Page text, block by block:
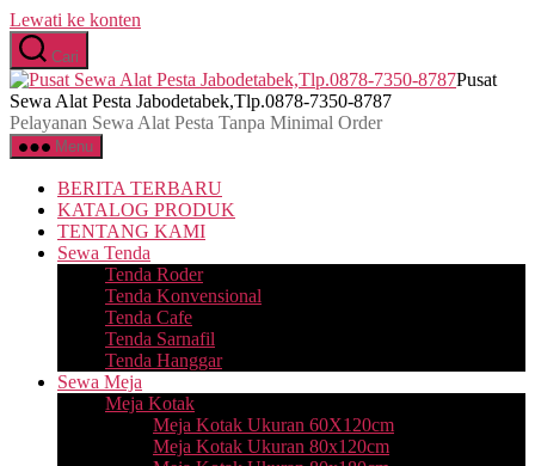
Lewati ke konten
Cari
Pusat
Sewa Alat Pesta Jabodetabek,Tlp.0878-7350-8787
Pelayanan Sewa Alat Pesta Tanpa Minimal Order
Menu
BERITA TERBARU
KATALOG PRODUK
TENTANG KAMI
Sewa Tenda
Tenda Roder
Tenda Konvensional
Tenda Cafe
Tenda Sarnafil
Tenda Hanggar
Sewa Meja
Meja Kotak
Meja Kotak Ukuran 60X120cm
Meja Kotak Ukuran 80x120cm